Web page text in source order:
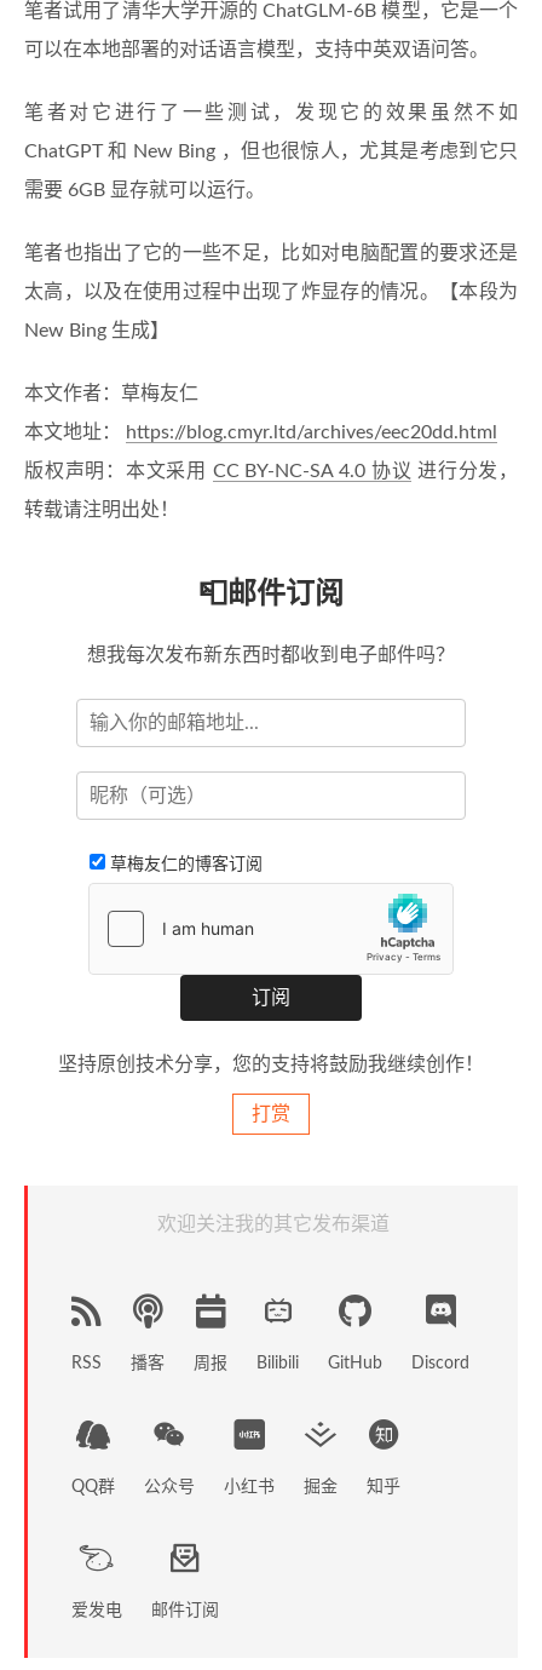
笔者试用了清华大学开源的 ChatGLM-6B 模型，它是一个
可以在本地部署的对话语言模型，支持中英双语问答。
笔者对它进行了一些测试，发现它的效果虽然不如
ChatGPT 和 New Bing ，但也很惊人，尤其是考虑到它只
需要 6GB 显存就可以运行。
笔者也指出了它的一些不足，比如对电脑配置的要求还是
太高，以及在使用过程中出现了炸显存的情况。【本段为
New Bing 生成】
本文作者：草梅友仁
本文地址：
https://blog.cmyr.ltd/archives/eec20dd.html
版权声明：本文采用 CC BY-NC-SA 4.0 协议 进行分发，
转载请注明出处！
📮邮件订阅
想我每次发布新东西时都收到电子邮件吗？
草梅友仁的博客订阅
坚持原创技术分享，您的支持将鼓励我继续创作！
打赏
欢迎关注我的其它发布渠道
RSS 播客 周报 Bilibili GitHub Discord
QQ群 公众号 小红书 掘金 知乎
爱发电 邮件订阅